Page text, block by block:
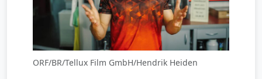
ORF/BR/Tellux Film GmbH/Hendrik Heiden